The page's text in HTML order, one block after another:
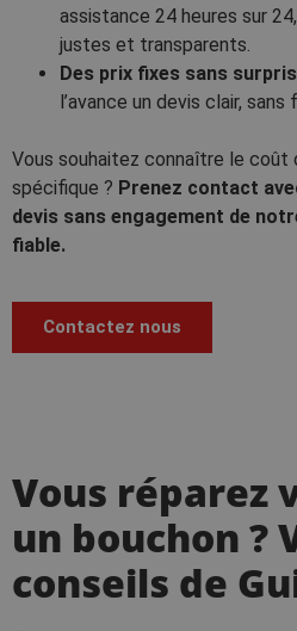
assistance 24 heures sur
justes et transparents.
Des prix fixes sans
l’avance un devis clair, sans
Vous souhaitez connaître le coût
spécifique ? Prenez contact
devis sans engagement de
fiable.
Contactez nous
Vous réparez
un bouchon ?
conseils de